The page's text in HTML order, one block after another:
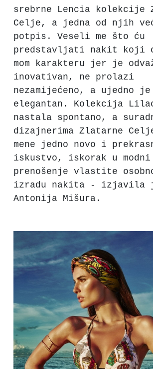
srebrne Lencia kolekcije
Celje, a jedna od njih
potpis. Veseli me što ću
predstavljati nakit koji
mom karakteru jer je
inovativan, ne prolazi
nezamijećeno, a ujedno je
elegantan. Kolekcija
nastala spontano, a
dizajnerima Zlatarne
mene jedno novo i
iskustvo, iskorak u
prenošenje vlastite
izradu nakita - izjavila
Antonija Mišura.